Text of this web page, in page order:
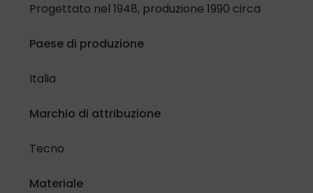
Progettato nel 1948, produzione 1990 circa
Paese di produzione
Italia
Marchio di attribuzione
Tecno
Materiale